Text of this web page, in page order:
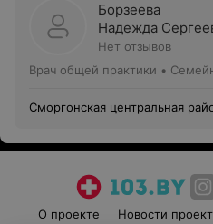
Борзеева
Надежда
Нет отзывов
Врач общей практики •
Сморгонская центральная
О проекте Новости